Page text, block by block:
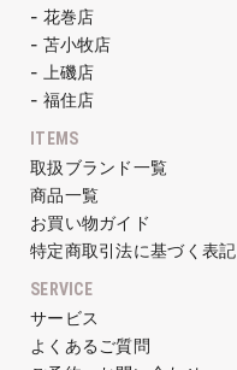
- 花巻店
- 苫小牧店
- 上磯店
- 福住店
ITEMS
取扱ブランド一覧
商品一覧
お買い物ガイド
特定商取引法に基づく表記
SERVICE
サービス
よくあるご質問